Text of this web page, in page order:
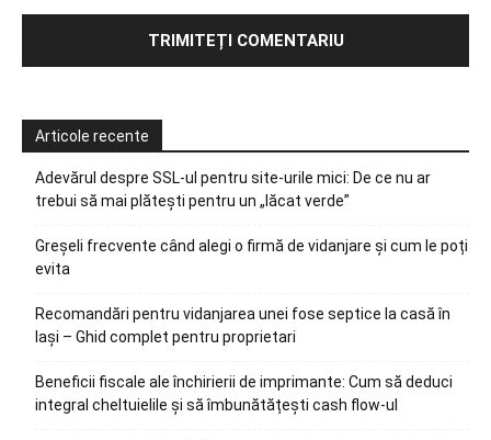
Articole recente
Adevărul despre SSL-ul pentru site-urile mici: De ce nu ar
trebui să mai plătești pentru un „lăcat verde”
Greșeli frecvente când alegi o firmă de vidanjare și cum le poți
evita
Recomandări pentru vidanjarea unei fose septice la casă în
Iași – Ghid complet pentru proprietari
Beneficii fiscale ale închirierii de imprimante: Cum să deduci
integral cheltuielile și să îmbunătățești cash flow-ul